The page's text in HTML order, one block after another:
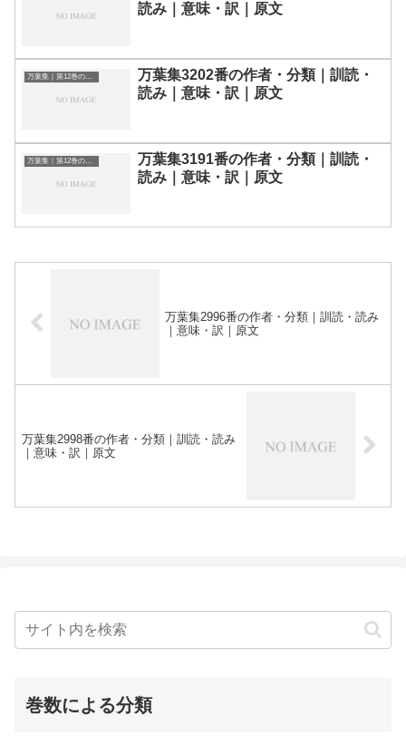
読み｜意味・訳｜原文
万葉集｜第12巻の和歌一覧
万葉集3202番の作者・分類｜訓読・
読み｜意味・訳｜原文
万葉集｜第12巻の和歌一覧
万葉集3191番の作者・分類｜訓読・
読み｜意味・訳｜原文
万葉集2996番の作者・分類｜訓読・読み
｜意味・訳｜原文
万葉集2998番の作者・分類｜訓読・読み
｜意味・訳｜原文
巻数による分類